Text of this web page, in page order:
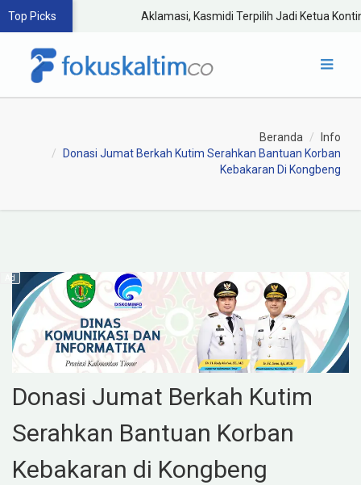
Top Picks Aklamasi, Kasmidi Terpilih Jadi Ketua
Beranda
Info
Donasi Jumat Berkah Kutim Serahkan Bantuan Korban
Kebakaran Di Kongbeng
Donasi Jumat Berkah Kutim
Serahkan Bantuan Korban
Kebakaran di Kongbeng